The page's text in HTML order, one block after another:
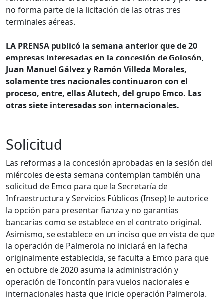
no forma parte de la licitación de las otras tres
terminales aéreas.
LA PRENSA publicó la semana anterior que de 20
empresas interesadas en la concesión de Golosón,
Juan Manuel Gálvez y Ramón Villeda Morales,
solamente tres nacionales continuaron con el
proceso, entre, ellas Alutech, del grupo Emco. Las
otras siete interesadas son internacionales.
Solicitud
Las reformas a la concesión aprobadas en la sesión del
miércoles de esta semana contemplan también una
solicitud de Emco para que la Secretaría de
Infraestructura y Servicios Públicos (Insep) le autorice
la opción para presentar fianza y no garantías
bancarias como se establece en el contrato original.
Asimismo, se establece en un inciso que en vista de que
la operación de Palmerola no iniciará en la fecha
originalmente establecida, se faculta a Emco para que
en octubre de 2020 asuma la administración y
operación de Toncontín para vuelos nacionales e
internacionales hasta que inicie operación Palmerola.